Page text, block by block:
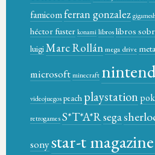
famicomferran gonzalez
héctor fuster konami libroslibros
luigiMarc Rollánmega drive
microsoftminecraft
videojuegospeach playstation
retrogamesS*T*A*Rsega
sonystar-t